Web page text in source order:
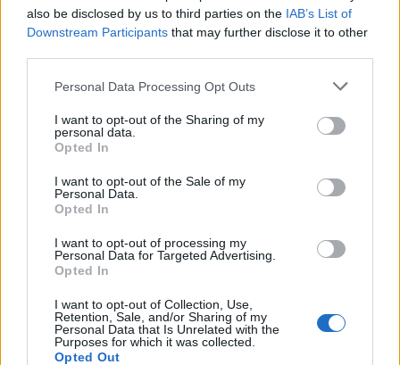
also be disclosed by us to third parties on the IAB’s List of
Downstream Participants that may further disclose it to other
Personal Data Processing Opt Outs
I want to opt-out of the Sharing of my
personal data.
Opted In
I want to opt-out of the Sale of my
Personal Data.
Opted In
I want to opt-out of processing my
Personal Data for Targeted Advertising.
Opted In
I want to opt-out of Collection, Use,
Retention, Sale, and/or Sharing of my
Personal Data that Is Unrelated with the
Purposes for which it was collected.
Opted Out